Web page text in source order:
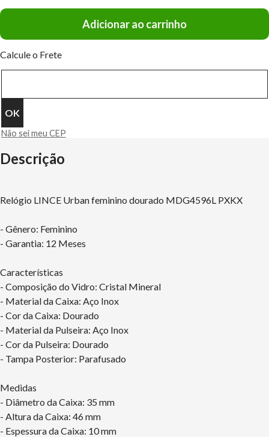
Adicionar ao carrinho
Calcule o Frete
Não sei meu CEP
Descrição
Relógio LINCE Urban feminino dourado MDG4596L PXKX
- Gênero: Feminino
- Garantia: 12 Meses
Características
- Composição do Vidro: Cristal Mineral
- Material da Caixa: Aço Inox
- Cor da Caixa: Dourado
- Material da Pulseira: Aço Inox
- Cor da Pulseira: Dourado
- Tampa Posterior: Parafusado
Medidas
- Diâmetro da Caixa: 35 mm
- Altura da Caixa: 46 mm
- Espessura da Caixa: 10 mm